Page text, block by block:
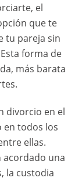
el
que te
tu pareja sin
forma de
más barata
divorcio en el
en todos los
ellas.
acordado una
la custodia